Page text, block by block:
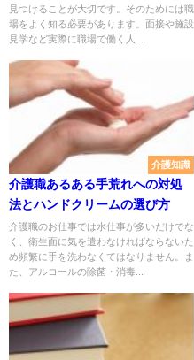
見つけることが大切です。そのためには職
場をよく知る必要があります。面接や施設
見学など実際に職場で働く人...
介護知識
介護職あるある手荒れへの対処
法とハンドクリームの選び方
介護職のお仕事では水仕事が多いだけでな
く、衛生面に気を遣わなければならないた
め頻繁に手を洗わなくてはなりません。ま
た、アルコールの除菌・消毒...